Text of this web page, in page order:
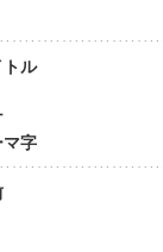
ル
マ字